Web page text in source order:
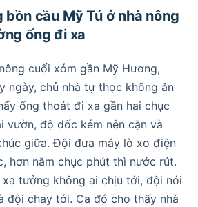
bồn cầu Mỹ Tú ở nhà nông
ống đi xa
cuối xóm gần Mỹ Hương,
ngày, chủ nhà tự thọc không ăn
ống thoát đi xa gần hai chục
vườn, độ dốc kém nên cặn và
giữa. Đội đưa máy lò xo điện
hơn năm chục phút thì nước rút.
xa tưởng không ai chịu tới, đội nói
đội chạy tới. Ca đó cho thấy nhà